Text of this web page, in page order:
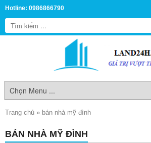
Hotline: 0986866790
Trang chủ » bán nhà mỹ đình
BÁN NHÀ MỸ ĐÌNH